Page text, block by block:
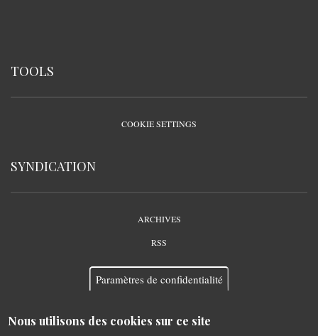
TOOLS
COOKIE SETTINGS
SYNDICATION
ARCHIVES
RSS
Paramètres de confidentialité
Nous utilisons des cookies sur ce site